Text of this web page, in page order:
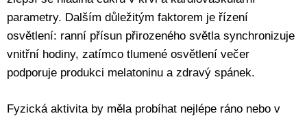
parametry. Dalším důležitým faktorem je řízení
osvětlení: ranní přísun přirozeného světla synchronizuje
vnitřní hodiny, zatímco tlumené osvětlení večer
podporuje produkci melatoninu a zdravý spánek.
Fyzická aktivita by měla probíhat nejlépe ráno nebo v